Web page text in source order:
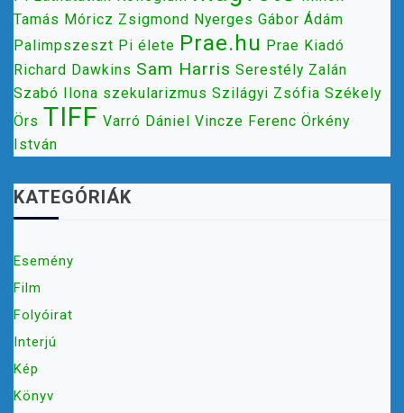
Tamás Móricz Zsigmond Nyerges Gábor Ádám
Palimpszeszt Pi élete Prae.hu Prae Kiadó
Richard Dawkins Sam Harris Serestély Zalán
Szabó Ilona szekularizmus Szilágyi Zsófia Székely
Örs TIFF Varró Dániel Vincze Ferenc Örkény
István
KATEGÓRIÁK
Esemény
Film
Folyóirat
Interjú
Kép
Könyv